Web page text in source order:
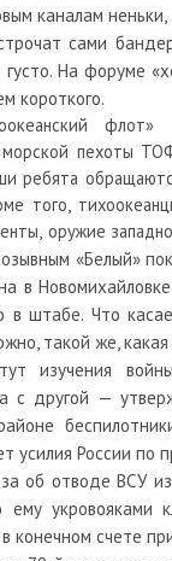
каналам
сами
густо. На форуме
короткого.
морской пехоты
ребята
того,
оружие
«Белый»
в
в штабе. Что
такой же,
изучения
с другой —
усилия России по
об отводе ВСУ
укровояками
конечном счете